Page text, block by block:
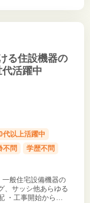
る住設機器の
活躍中
代以上活躍中
不問
学歴不問
一般住宅設備機器の
、サッシ他あらゆる
・工事開始からの